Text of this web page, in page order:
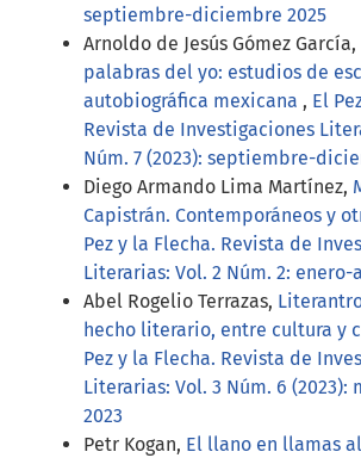
septiembre-diciembre 2025
Arnoldo de Jesús Gómez García,
palabras del yo: estudios de
autobiográfica mexicana , El
Revista de Investigaciones
Núm. 7 (2023): septiembre-
Diego Armando Lima Martínez,
Capistrán. Contemporáneos y
Pez y la Flecha. Revista de
Literarias: Vol. 2 Núm. 2: enero-
Abel Rogelio Terrazas,
hecho literario, entre cultura y
Pez y la Flecha. Revista de
Literarias: Vol. 3 Núm. 6 (2023):
2023
Petr Kogan, El llano en llamas